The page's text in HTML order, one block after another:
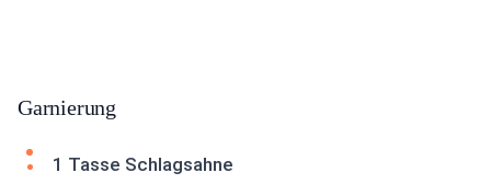
Garnierung
1 Tasse Schlagsahne